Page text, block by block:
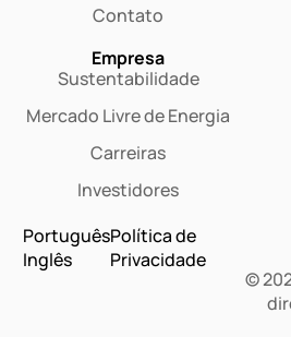
Contato
Empresa
Sustentabilidade
Mercado Livre de Energia
Carreiras
Investidores
Português
Inglês
©
Política de
Privacidade
Dashboard